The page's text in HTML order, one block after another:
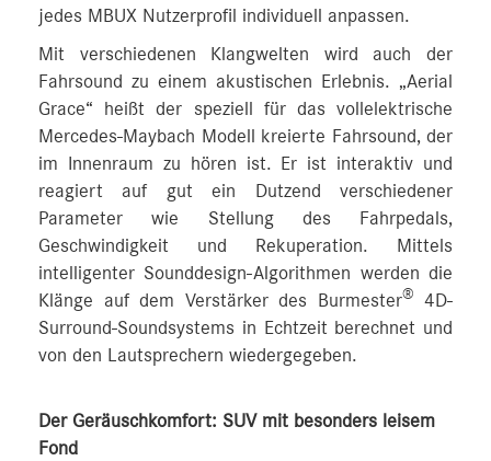
jedes MBUX Nutzerprofil individuell anpassen.
Mit verschiedenen Klangwelten wird auch der
Fahrsound zu einem akustischen Erlebnis. „Aerial
Grace“ heißt der speziell für das vollelektrische
Mercedes-Maybach Modell kreierte Fahrsound, der
im Innenraum zu hören ist. Er ist interaktiv und
reagiert auf gut ein Dutzend verschiedener
Parameter wie Stellung des Fahrpedals,
Geschwindigkeit und Rekuperation. Mittels
intelligenter Sounddesign-Algorithmen werden die
Klänge auf dem Verstärker des Burmester®
4D-
Surround-Soundsystems in Echtzeit berechnet und
von den Lautsprechern wiedergegeben.
Der Geräuschkomfort: SUV mit besonders leisem
Fond